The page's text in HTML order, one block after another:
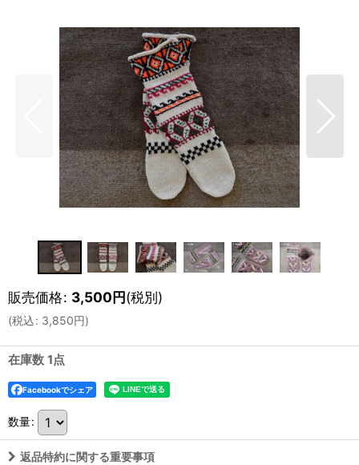
販売価格: 3,500円(税別)
(税込: 3,850円)
在庫数 1点
Facebookでシェア
数量:
返品特約に関する重要事項